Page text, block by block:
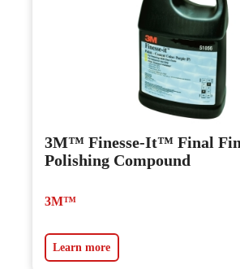
3M™ Finesse-It™ Final
Polishing Compound
3M™
Learn more